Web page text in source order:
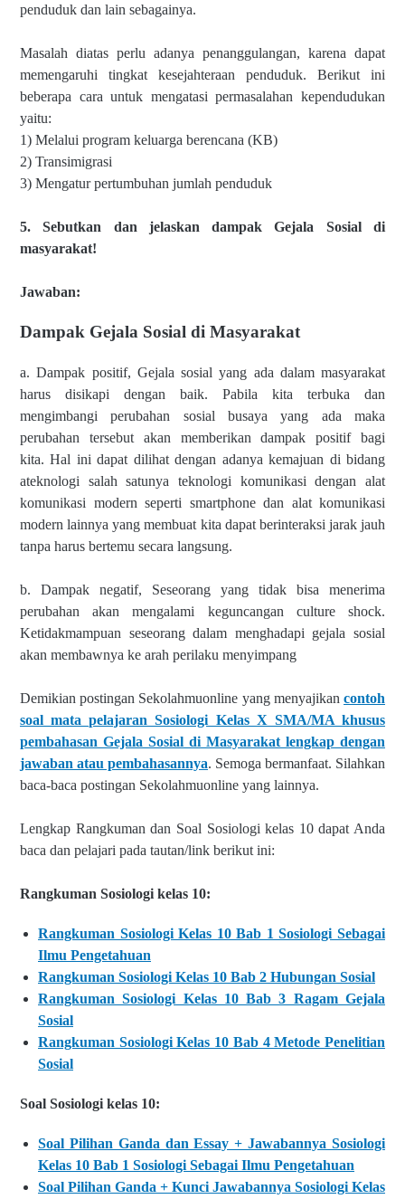
penduduk dan lain sebagainya.
Masalah diatas perlu adanya penanggulangan, karena dapat
memengaruhi tingkat kesejahteraan penduduk. Berikut ini
beberapa cara untuk mengatasi permasalahan kependudukan
yaitu:
1) Melalui program keluarga berencana (KB)
2) Transimigrasi
3) Mengatur pertumbuhan jumlah penduduk
5. Sebutkan dan jelaskan dampak Gejala Sosial di
masyarakat!
Jawaban:
Dampak Gejala Sosial di Masyarakat
a. Dampak positif, Gejala sosial yang ada dalam masyarakat
harus disikapi dengan baik. Pabila kita terbuka dan
mengimbangi perubahan sosial busayayang ada maka
perubahan tersebut akan memberikan dampak positif bagi
kita.Hal ini dapat dilihat dengan adanya kemajuan di bidang
ateknologi salahsatunya teknologi komunikasi dengan alat
komunikasi modern seperti smartphone dan alat komunikasi
modern lainnya yang membuat kita dapat berinteraksi jarak jauh
tanpa harus bertemu secara langsung.
b. Dampak negatif, Seseorang yang tidak bisa menerima
perubahan akanmengalami keguncangan culture shock.
Ketidakmampuan seseorang dalam menghadapi gejala sosial
akan membawnya ke arah perilaku menyimpang
Demikian postingan Sekolahmuonline yang menyajikan contoh
soal mata pelajaran Sosiologi Kelas X SMA/MA khusus
pembahasan Gejala Sosial di Masyarakat lengkap dengan
jawaban atau pembahasannya. Semoga bermanfaat. Silahkan
baca-baca postingan Sekolahmuonline yang lainnya.
Lengkap Rangkuman dan Soal Sosiologi kelas 10 dapat Anda
baca dan pelajari pada tautan/link berikut ini:
Rangkuman Sosiologi kelas 10:
Rangkuman Sosiologi Kelas 10 Bab 1 Sosiologi Sebagai
Ilmu Pengetahuan
Rangkuman Sosiologi Kelas 10 Bab 2 Hubungan Sosial
Rangkuman Sosiologi Kelas 10 Bab 3 Ragam Gejala
Sosial
Rangkuman Sosiologi Kelas 10 Bab 4 Metode Penelitian
Sosial
Soal Sosiologi kelas 10:
Soal Pilihan Ganda dan Essay + Jawabannya Sosiologi
Kelas 10 Bab 1 Sosiologi Sebagai Ilmu Pengetahuan
Soal Pilihan Ganda + Kunci Jawabannya Sosiologi Kelas